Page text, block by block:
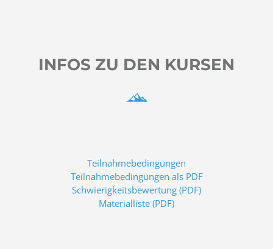
INFOS ZU DEN KURSEN
Teilnahmebedingungen
Teilnahmebedingungen als PDF
Schwierigkeitsbewertung (PDF)
Materialliste (PDF)